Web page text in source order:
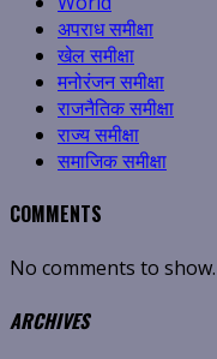
अपराध समीक्षा
खेल समीक्षा
मनोरंजन समीक्षा
राजनैतिक समीक्षा
राज्य समीक्षा
समाजिक समीक्षा
COMMENTS
No comments to show.
ARCHIVES